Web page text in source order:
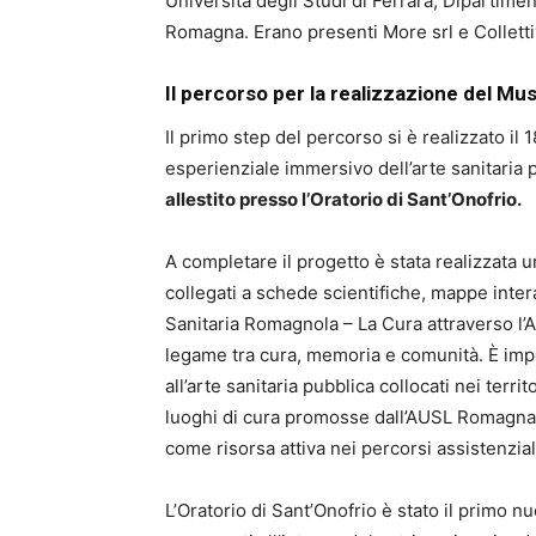
Romagna. Erano presenti More srl e
Il percorso per la realizzazione del
Il primo step del percorso si è realizzato il
esperienziale immersivo dell’arte
allestito presso l’Oratorio di Sant’Onofrio.
A completare il progetto è stata realizzata
collegati a schede scientifiche, mappe
Sanitaria Romagnola – La Cura attraverso
legame tra cura, memoria e comunità. È
all’arte sanitaria pubblica collocati nei
luoghi di cura promosse dall’AUSL
come risorsa attiva nei percorsi
L’Oratorio di Sant’Onofrio è stato il primo